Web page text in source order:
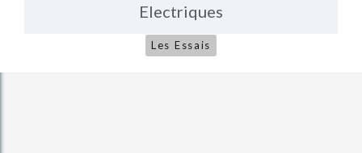
Electriques
Les Essais